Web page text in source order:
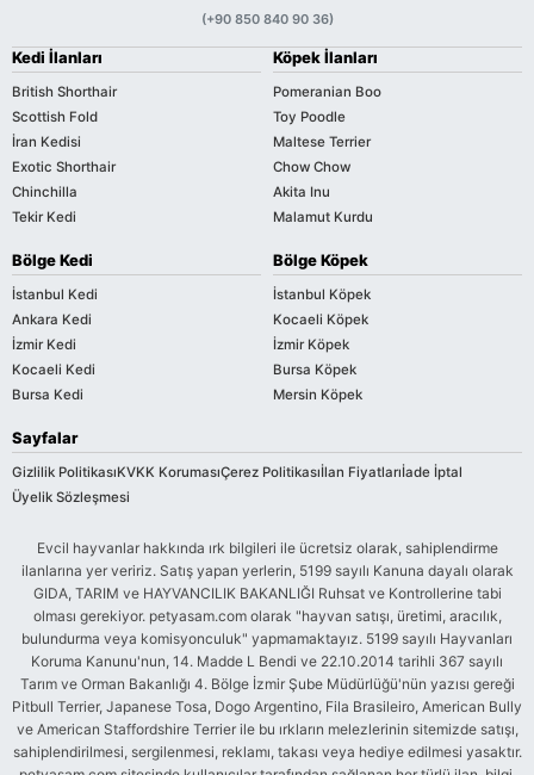
(+90 850 840 90 36)
Kedi İlanları
British Shorthair
Scottish Fold
İran Kedisi
Exotic Shorthair
Chinchilla
Tekir Kedi
Köpek İlanları
Pomeranian Boo
Toy Poodle
Maltese Terrier
Chow Chow
Akita Inu
Malamut Kurdu
Bölge Kedi
İstanbul Kedi
Ankara Kedi
İzmir Kedi
Kocaeli Kedi
Bursa Kedi
Bölge Köpek
İstanbul Köpek
Kocaeli Köpek
İzmir Köpek
Bursa Köpek
Mersin Köpek
Sayfalar
Gizlilik PolitikasıKVKK KorumasıÇerez Politikasıİlan Fiyatlarıİade İptal
Üyelik Sözleşmesi
Evcil hayvanlar hakkında ırk bilgileri ile ücretsiz olarak, sahiplendirme
ilanlarına yer veririz. Satış yapan yerlerin, 5199 sayılı Kanuna dayalı olarak
GIDA, TARIM ve HAYVANCILIK BAKANLIĞI Ruhsat ve Kontrollerine tabi
olması gerekiyor. petyasam.com olarak "hayvan satışı, üretimi, aracılık,
bulundurma veya komisyonculuk" yapmamaktayız. 5199 sayılı Hayvanları
Koruma Kanunu'nun, 14. Madde L Bendi ve 22.10.2014 tarihli 367 sayılı
Tarım ve Orman Bakanlığı 4. Bölge İzmir Şube Müdürlüğü'nün yazısı gereği
Pitbull Terrier, Japanese Tosa, Dogo Argentino, Fila Brasileiro, American Bully
ve American Staffordshire Terrier ile bu ırkların melezlerinin sitemizde satışı,
sahiplendirilmesi, sergilenmesi, reklamı, takası veya hediye edilmesi yasaktır.